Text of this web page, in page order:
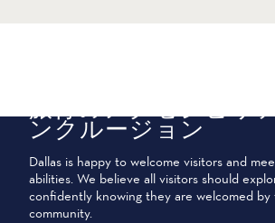
公共交通機関
Dallas Area Rapid Transit (DART)は、テキ
の周辺12都市を、迅速で快適、かつ経済
よう調整された近代的な公共交通サービ
結びます。Our extensive network of DART
Railway…
旅行のアクセシビリ
ンクルージョン
Dallas is happy to welcome visitors and
abilities. We believe all visitors should
confidently knowing they are welcomed by
community.